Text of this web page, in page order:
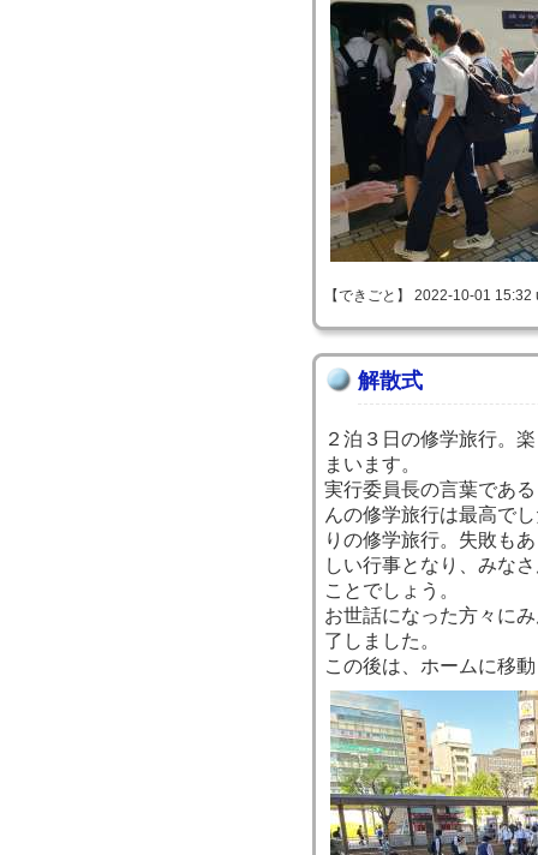
【できごと】 2022-10-01
解散式
２泊３日の修学旅行。
まいます。
実行委員長の言葉であ
んの修学旅行は最高で
りの修学旅行。失敗も
しい行事となり、みな
ことでしょう。
お世話になった方々に
了しました。
この後は、ホームに移